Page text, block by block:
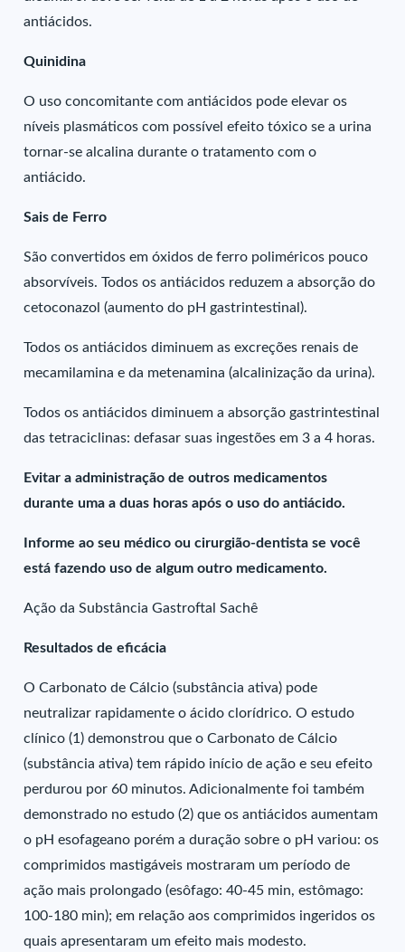
antiácidos.
Quinidina
O uso concomitante com antiácidos pode elevar os
níveis plasmáticos com possível efeito tóxico se a urina
tornar-se alcalina durante o tratamento com o
antiácido.
Sais de Ferro
São convertidos em óxidos de ferro poliméricos pouco
absorvíveis. Todos os antiácidos reduzem a absorção do
cetoconazol (aumento do pH gastrintestinal).
Todos os antiácidos diminuem as excreções renais de
mecamilamina e da metenamina (alcalinização da urina).
Todos os antiácidos diminuem a absorção gastrintestinal
das tetraciclinas: defasar suas ingestões em 3 a 4 horas.
Evitar a administração de outros medicamentos
durante uma a duas horas após o uso do antiácido.
Informe ao seu médico ou cirurgião-dentista se você
está fazendo uso de algum outro medicamento.
Ação da Substância Gastroftal Sachê
Resultados de eficácia
O Carbonato de Cálcio (substância ativa) pode
neutralizar rapidamente o ácido clorídrico. O estudo
clínico (1) demonstrou que o Carbonato de Cálcio
(substância ativa) tem rápido início de ação e seu efeito
perdurou por 60 minutos. Adicionalmente foi também
demonstrado no estudo (2) que os antiácidos aumentam
o pH esofageano porém a duração sobre o pH variou: os
comprimidos mastigáveis mostraram um período de
ação mais prolongado (esôfago: 40-45 min, estômago:
100-180 min); em relação aos comprimidos ingeridos os
quais apresentaram um efeito mais modesto.